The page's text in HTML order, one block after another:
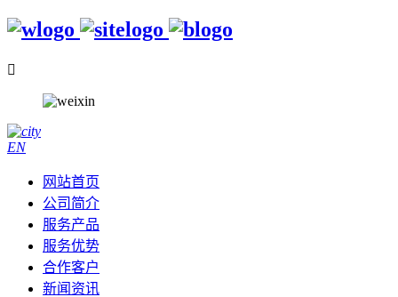

EN
网站首页
公司简介
服务产品
服务优势
合作客户
新闻资讯